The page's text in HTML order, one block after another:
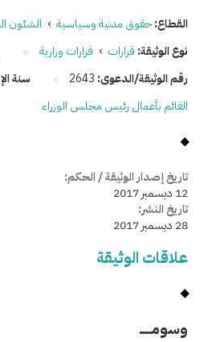
القطاع:حقوق مدنية وسياسية › الشئون
نوع الوثيقة: قرارات › قرارات وزارية
رقم الوثيقة/الدعوى: 2643 سنة
القائم بأعمال رئيس مجلس الوزراء
تاريخ إصدار الوثيقة / الحكم:
12 ديسمبر 2017
تاريخ النشر:
28 ديسمبر 2017
علاقات الوثيقة
وسومـــــ